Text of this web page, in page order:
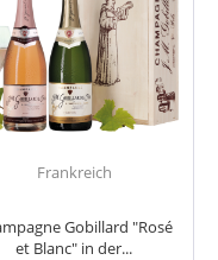
Frankreich
Gobillard "Rosé
et Blanc" in der...